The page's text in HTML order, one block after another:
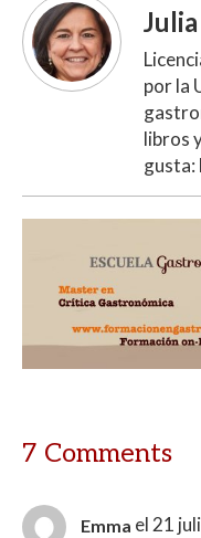
por la
libros
gusta:
7 Comments
Emma el 21